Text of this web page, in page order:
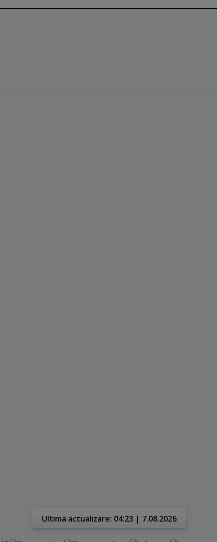
Ultima actualizare: 04:23 | 7.08.2026